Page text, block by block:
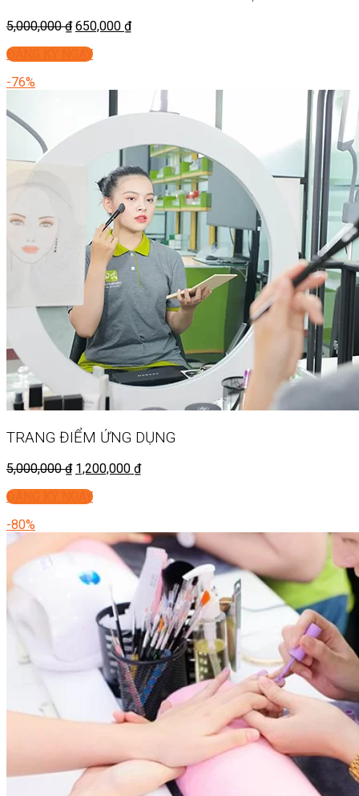
5,000,000₫ 650,000 ₫
ĐĂNG KÝ NGAY
-76%
TRANG ĐIỂM ỨNG DỤNG
5,000,000₫ 1,200,000 ₫
ĐĂNG KÝ NGAY
-80%